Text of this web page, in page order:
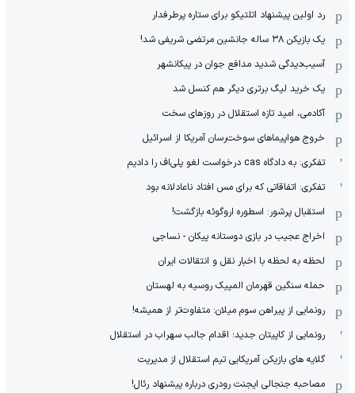
رد اولین پیشنهاد اتلتیکو برای ستاره پرطرفدار
یک بازیکن ۳۸ ساله جانشین مرتضی شریفی شد!
آسیب‌دیدگی شدید مدافع جوان در پیکانشهر
یک خرید لیگ برتری دیگر هم کنسل شد
آکادمی، امید تازه استقلال در روزهای سخت
خروج هواپیماهای سوخت‌رسان آمریکا از اسرائیل
تفکری: به دادگاه cas درخواست لغو پلی‌اف را دادیم
تفکری: اتفاقاتی که برای مس افتاد ناعادلانه بود
استقبال پرشور: اسطوره اروگوئه بازگشت!
اخراج عجیب در بازی دوستانه پیکان - نساجی
لحظه به لحظه با اخبار نقل و انتقالات ایران
حمله سنگین قهرمان المپیک روسیه به لهستان
رونمایی از پیراهن سوم میلان: متفاوت‌تر از همیشه!
رونمایی از کاپیتان جدید؛ اقدام جالب سهراب در استقلال
گلایه های بازیکن آمریکایی تیم استقلال از مدیریت
مصاحبه جنجالی ایجنت رودری درباره پیشنهاد رئال!